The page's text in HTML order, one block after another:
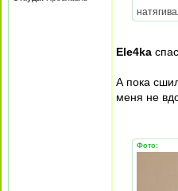
Ele4ka
А пока
меня не
Фото: